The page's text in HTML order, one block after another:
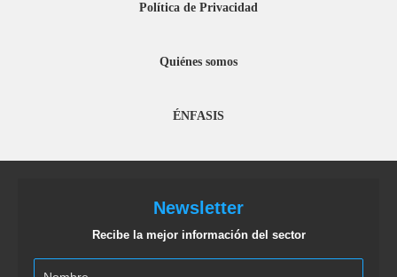
Política de Privacidad
Quiénes somos
ÉNFASIS
Newsletter
Recibe la mejor información del sector